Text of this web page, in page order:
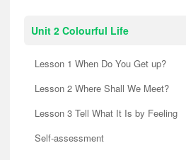
Unit 2 Colourful Life
Lesson 1 When Do You Get up?
Lesson 2 Where Shall We Meet?
Lesson 3 Tell What It Is by Feeling
Self-assessment